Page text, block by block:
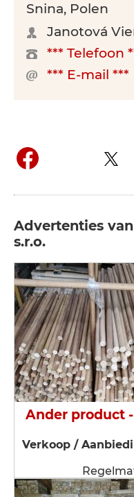
Snina, Polen
Janotová
*** Telefoon
*** E-mail ***
Advertenties
s.r.o.
Ander product
Verkoop /